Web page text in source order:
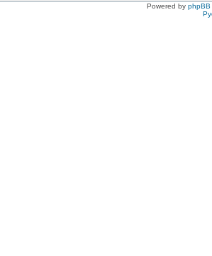
Powered by phpBB